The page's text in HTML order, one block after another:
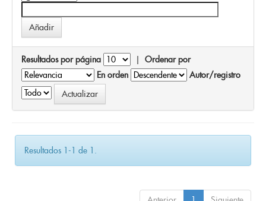
Resultados por página | Ordenar por
En orden
Autor/registro
Resultados 1-1 de 1.